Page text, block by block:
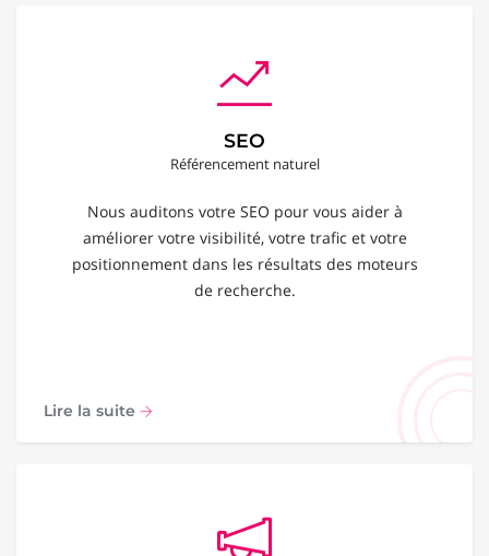
SEO
Référencement naturel
Nous auditons votre SEO pour vous aider à
améliorer votre visibilité, votre trafic et votre
positionnement dans les résultats des moteurs
de recherche.
Lire la suite